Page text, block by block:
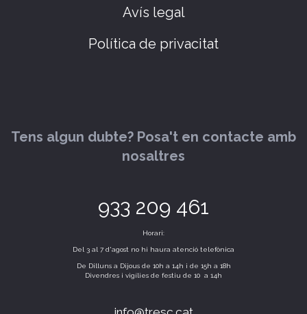
Avís legal
Política de privacitat
Tens algun dubte? Posa't en contacte amb
nosaltres
933 209 461
Horari:
Del 3 al 7 d'agost no hi haura atenció telefònica
De Dilluns a Dijous de 10h a 14h i de 15h a 18h
Divendres i vigílies de festiu de 10 a 14h